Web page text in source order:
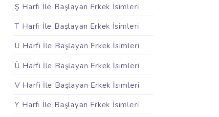
Ş Harfi İle Başlayan Erkek İsimleri
T Harfi İle Başlayan Erkek İsimleri
U Harfi İle Başlayan Erkek İsimleri
Ü Harfi İle Başlayan Erkek İsimleri
V Harfi İle Başlayan Erkek İsimleri
Y Harfi İle Başlayan Erkek İsimleri